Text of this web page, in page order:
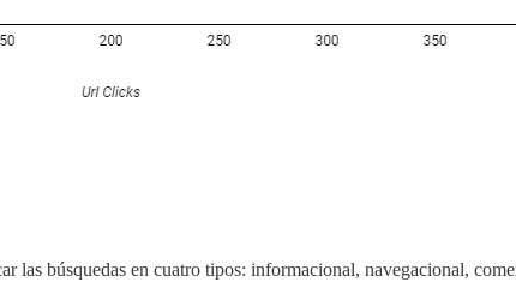
las búsquedas en cuatro tipos: informacional, navegacional,